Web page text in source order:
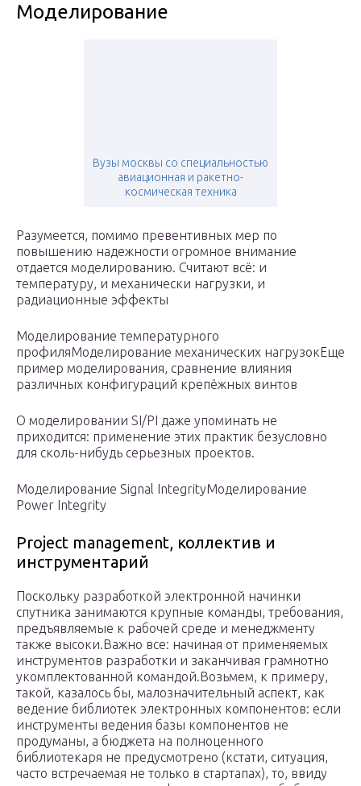
Моделирование
Вузы москвы со специальностью
авиационная и ракетно-
космическая техника
Разумеется, помимо превентивных мер по
повышению надежности огромное внимание
отдается моделированию. Считают всё: и
температуру, и механически нагрузки, и
радиационные эффекты
Моделирование температурного
профиляМоделирование механических нагрузокЕще
пример моделирования, сравнение влияния
различных конфигураций крепёжных винтов
О моделировании SI/PI даже упоминать не
приходится: применение этих практик безусловно
для сколь-нибудь серьезных проектов.
Моделирование Signal IntegrityМоделирование
Power Integrity
Project management, коллектив и
инструментарий
Поскольку разработкой электронной начинки
спутника занимаются крупные команды, требования,
предъявляемые к рабочей среде и менеджменту
также высоки.Важно все: начиная от применяемых
инструментов разработки и заканчивая грамнотно
укомплектованной командой.Возьмем, к примеру,
такой, казалось бы, малозначительный аспект, как
ведение библиотек электронных компонентов: если
инструменты ведения базы компонентов не
продуманы, а бюджета на полноценного
библиотекаря не предусмотрено (кстати, ситуация,
часто встречаемая не только в стартапах), то, ввиду